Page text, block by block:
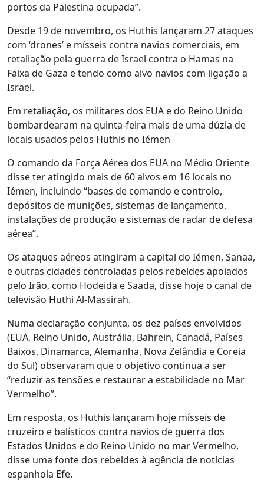
portos da Palestina ocupada”.
Desde 19 de novembro, os Huthis lançaram 27 ataques
com ‘drones’ e mísseis contra navios comerciais, em
retaliação pela guerra de Israel contra o Hamas na
Faixa de Gaza e tendo como alvo navios com ligação a
Israel.
Em retaliação, os militares dos EUA e do Reino Unido
bombardearam na quinta-feira mais de uma dúzia de
locais usados pelos Huthis no Iémen
O comando da Força Aérea dos EUA no Médio Oriente
disse ter atingido mais de 60 alvos em 16 locais no
Iémen, incluindo “bases de comando e controlo,
depósitos de munições, sistemas de lançamento,
instalações de produção e sistemas de radar de defesa
aérea”.
Os ataques aéreos atingiram a capital do Iémen, Sanaa,
e outras cidades controladas pelos rebeldes apoiados
pelo Irão, como Hodeida e Saada, disse hoje o canal de
televisão Huthi Al-Massirah.
Numa declaração conjunta, os dez países envolvidos
(EUA, Reino Unido, Austrália, Bahrein, Canadá, Países
Baixos, Dinamarca, Alemanha, Nova Zelândia e Coreia
do Sul) observaram que o objetivo continua a ser
“reduzir as tensões e restaurar a estabilidade no Mar
Vermelho”.
Em resposta, os Huthis lançaram hoje mísseis de
cruzeiro e balísticos contra navios de guerra dos
Estados Unidos e do Reino Unido no mar Vermelho,
disse uma fonte dos rebeldes à agência de notícias
espanhola Efe.